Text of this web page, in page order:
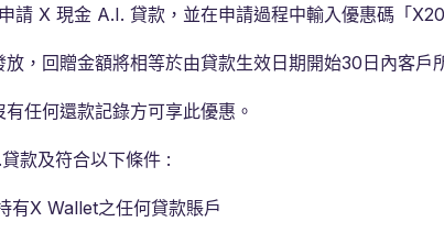
請 X 現金 A.I. 貸款，並在申請過程中輸入優惠碼「
，回贈金額將相等於由貸款生效日期開始30日內客戶
任何還款記錄方可享此優惠。
款及符合以下條件 :
有X Wallet之任何貸款賬戶